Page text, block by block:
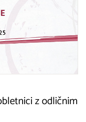
z odličnim